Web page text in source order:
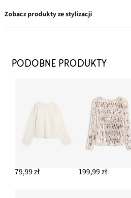
Zobacz produkty ze stylizacji
97,99 zł
Pasek skórzany z prostokątną klamrą
77,99 zł
DODAJ DO KOSZYKA
Loafersy chunky
PODOBNE PRODUKTY
79,99 zł 199,99 zł